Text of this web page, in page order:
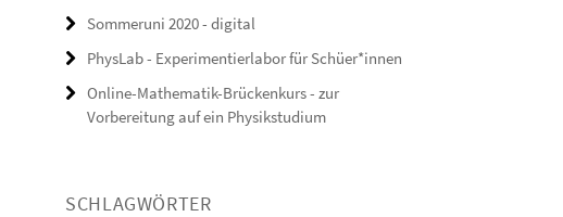
Sommeruni 2020 - digital
PhysLab - Experimentierlabor für Schüer*innen
Online-Mathematik-Brückenkurs - zur
Vorbereitung auf ein Physikstudium
SCHLAGWÖRTER